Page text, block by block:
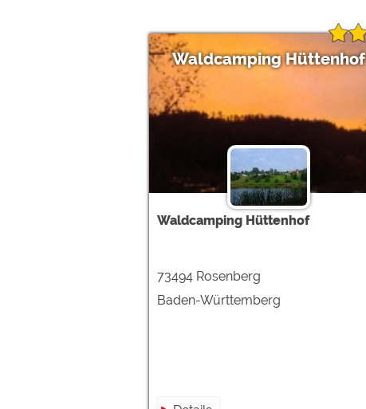
Waldcamping Hüttenhof
Waldcamping Hüttenhof
73494 Rosenberg
Baden-Württemberg